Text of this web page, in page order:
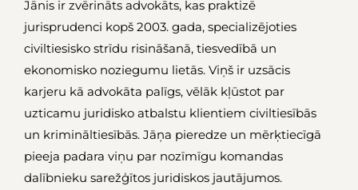
Jānis ir zvērināts advokāts, kas praktizē
jurisprudenci kopš 2003. gada, specializējoties
civiltiesisko strīdu risināšanā, tiesvedībā un
ekonomisko noziegumu lietās. Viņš ir uzsācis
karjeru kā advokāta palīgs, vēlāk kļūstot par
uzticamu juridisko atbalstu klientiem civiltiesībās
un krimināltiesībās. Jāņa pieredze un mērķtiecīgā
pieeja padara viņu par nozīmīgu komandas
dalībnieku sarežģītos juridiskos jautājumos.